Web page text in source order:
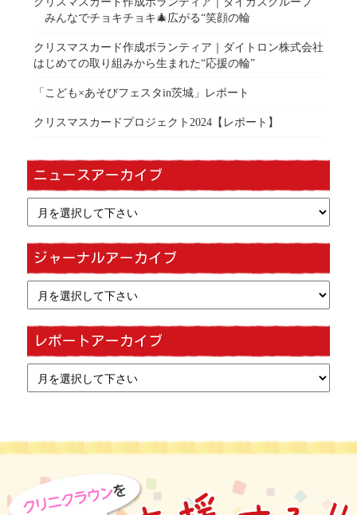
みんなでチョキチョキ🎄広がる“笑顔の輪
クリスマスカード作成ボランティア｜ダイトロン株式会社
はじめての取り組みから生まれた“応援の輪”
「こども×あそびフェスタin茨城」レポート
クリスマスカードプロジェクト2024【レポート】
ニュースアーカイブ
ジャーナルアーカイブ
レポートアーカイブ